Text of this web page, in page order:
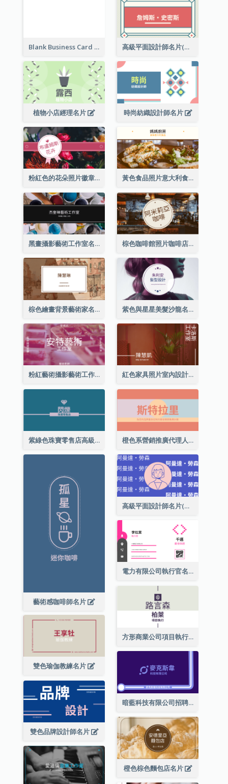
Blank Business Card 高級平面設計師名片(附工作室地址)
植物小店經理名片 時尚紡織設計師名片
粉紅色的花朵照片徽章花店名片 黃色食品照片意大利食品名片
黑畫攝影藝術工作室名片 棕色咖啡館照片咖啡店名片
棕色繪畫背景藝術家名片 紫色與星星美髮沙龍名片
粉紅藝術攝影藝術工作室名片 紅色家具照片室內設計名片
紫綠色珠寶零售店高級總監名片 橙色系營銷推廣代理人名片
藝術感咖啡師名片
高級平面設計師名片(附自畫像)
電力有限公司執行官名片
方形商業公司項目執行總監名片
雙色瑜伽教練名片
暗藍科技有限公司招聘經理名片
雙色品牌設計師名片
橙色棕色麵包店名片